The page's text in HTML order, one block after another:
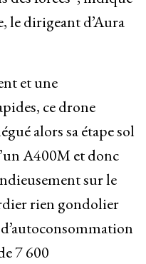
le dirigeant d’Aura
et une
ce drone
alors sa étape sol
A400M et donc
sur le
rien gondolier
7 600